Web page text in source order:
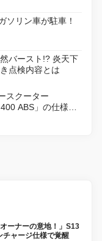
ソリン車が駐車！
バースト!? 炎天下
点検内容とは
スクーター
ABS」の仕様を
ーナーの意地！」S13
チャージ仕様で覚醒